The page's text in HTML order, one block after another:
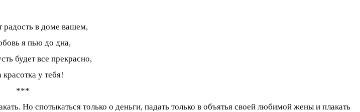
радость в доме вашем,
я пью до дна,
будет все прекрасно,
у тебя!
***
Но спотыкаться только о деньги, падать только в объятья своей любимой жены и плакать